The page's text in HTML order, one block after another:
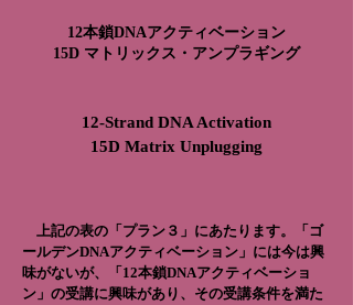
12本鎖DNAアクティベーション
15D マトリックス・アンプラギング
12-Strand DNA Activation
15D Matrix Unplugging
上記の表の「プラン３」にあたります。
「ゴ
ールデンDNAアクティベーション」には今は興
味がないが、「12本鎖DNAアクティベーショ
ン」の受講に興味があり、その受講条件を満た